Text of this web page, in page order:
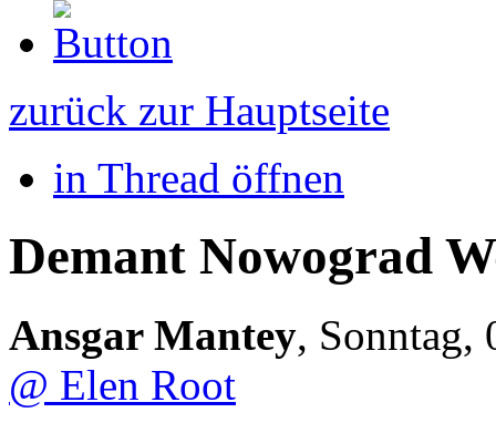
zurück zur Hauptseite
in Thread öffnen
Demant Nowograd
Ansgar Mantey, Sonntag,
@ Elen Root